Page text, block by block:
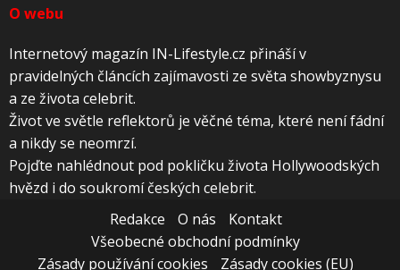
O webu
Internetový magazín IN-Lifestyle.cz přináší v
pravidelných článcích zajímavosti ze světa showbyznysu
a ze života celebrit.
Život ve světle reflektorů je věčné téma, které není fádní
a nikdy se neomrzí.
Pojďte nahlédnout pod pokličku života Hollywoodských
hvězd i do soukromí českých celebrit.
Redakce
O nás
Kontakt
Všeobecné obchodní podmínky
Zásady používání cookies
Zásady cookies (EU)